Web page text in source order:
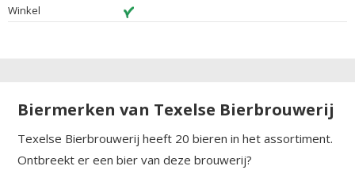
Winkel
Biermerken van Texelse Bierbrouwerij
Texelse Bierbrouwerij heeft 20 bieren in het assortiment.
Ontbreekt er een bier van deze brouwerij?